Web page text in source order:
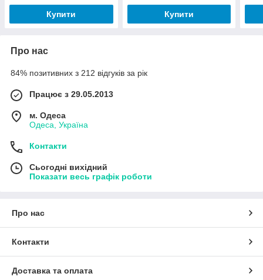
Купити Купити
Про нас
84% позитивних з 212 відгуків за рік
Працює з 29.05.2013
м. Одеса
Одеса, Україна
Контакти
Сьогодні вихідний
Показати весь графік роботи
Про нас
Контакти
Доставка та оплата